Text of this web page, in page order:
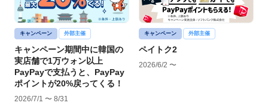
キャンペーン 外部主催
キャンペーン期間中に韓国の
実店舗で1万ウォン以上
PayPayで支払うと、PayPay
ポイントが20%戻ってくる！
2026/7/1 〜 8/31
キャンペーン 外部主催
ペイトク2
2026/6/2 〜